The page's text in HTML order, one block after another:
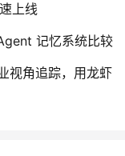
上线
记忆系统比较
视角追踪，用龙虾